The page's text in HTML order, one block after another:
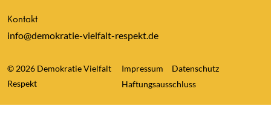
Kontakt
info@demokratie-vielfalt-respekt.de
© 2026 Demokratie Vielfalt
Respekt
Impressum
Datenschutz
Haftungsausschluss